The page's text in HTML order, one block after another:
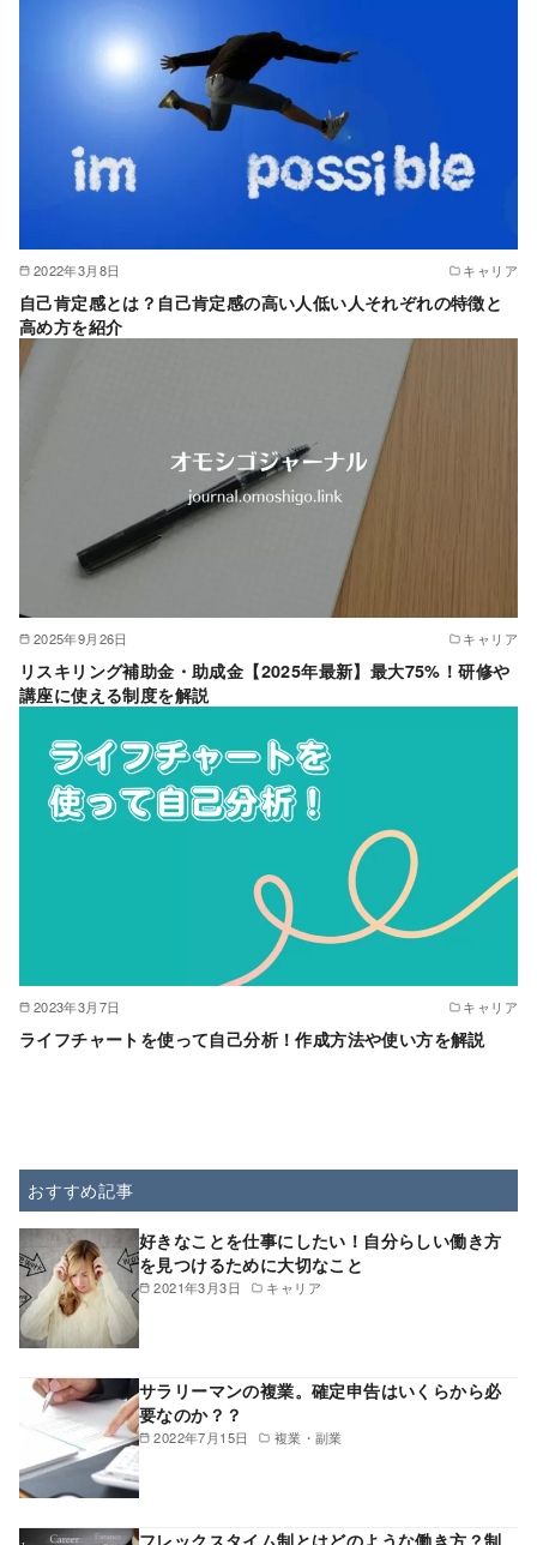
2022年3月8日 キャリア
自己肯定感とは？自己肯定感の高い人低い人それぞれの特徴と
高め方を紹介
2025年9月26日 キャリア
リスキリング補助金・助成金【2025年最新】最大75%！研修や
講座に使える制度を解説
2023年3月7日 キャリア
ライフチャートを使って自己分析！作成方法や使い方を解説
おすすめ記事
2021年3月3日 キャリア
好きなことを仕事にしたい！自分らしい働き方
を見つけるために大切なこと
2022年7月15日 複業・副業
サラリーマンの複業。確定申告はいくらから必
要なのか？？
フレックスタイム制とはどのような働き方？制